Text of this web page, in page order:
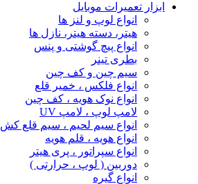
ابزار تعمیرات موبایل
انواع لوپ و لنز ها
هیتر، دسته هیتر، نازل ها
انواع پیچ‌ گوشتی و پنس
بطری تینر
سیم چین و کف چین
انواع فلکس ، خمیر قلع
انواع نوک هویه ، کف چین
لامپ لوپ ، لامپ UV
انواع سیم لحیم ، سیم قلع کش
انواع هویه ، قلم هویه
انواع سپراتور ، پری هیتر
دوربین ( لوپ ، حرارتی )
انواع گیره